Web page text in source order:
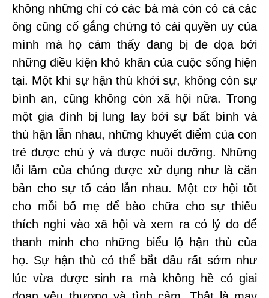
không những chỉ có các bà mà còn có cả các
ông cũng cố gắng chứng tỏ cái quyền uy của
mình mà họ cảm thấy đang bị đe dọa bởi
những điều kiện khó khăn của cuộc sống hiện
tại. Một khi sự hận thù khởi sự, không còn sự
bình an, cũng không còn xã hội nữa. Trong
một gia đình bị lung lay bởi sự bất bình và
thù hận lẫn nhau, những khuyết điểm của con
trẻ được chú ý và được nuôi dưỡng. Những
lỗi lầm của chúng được xử dụng như là căn
bản cho sự tố cáo lẫn nhau. Một cơ hội tốt
cho mỗi bố mẹ để bào chữa cho sự thiếu
thích nghi vào xã hội và xem ra có lý do để
thanh minh cho những biểu lộ hận thù của
họ. Sự hận thù có thể bắt đầu rất sớm như
lúc vừa được sinh ra mà không hề có giai